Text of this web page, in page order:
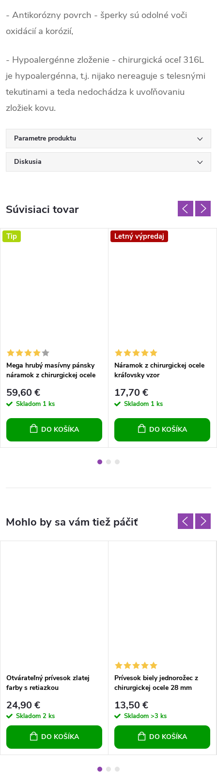
- Antikorózny povrch - šperky sú odolné voči
oxidácií a korózií,
- Hypoalergénne zloženie - chirurgická oceľ 316L
je hypoalergénna, t.j. nijako nereaguje s telesnými
tekutinami a teda nedochádza k uvoľňovaniu
zložiek kovu.
Parametre produktu
Diskusia
Súvisiaci tovar
Tip
Mega hrubý masívny pánsky
náramok z chirurgickej ocele
59,60 €
Skladom 1 ks
DO KOŠÍKA
Letný výpredaj
Náramok z chirurgickej ocele
kráľovsky vzor
17,70 €
Skladom 1 ks
DO KOŠÍKA
Otvárateľný prívesok zlatej
farby s retiazkou
24,90 €
Skladom 2 ks
DO KOŠÍKA
Prívesok biely jednorožec z
chirurgickej ocele 28 mm
13,50 €
Skladom >3 ks
DO KOŠÍKA